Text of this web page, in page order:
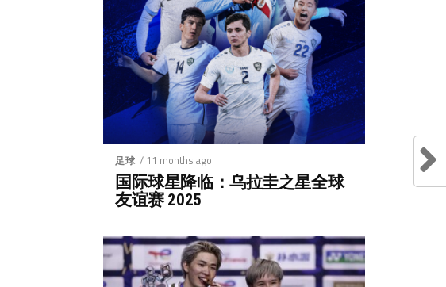
足球 / 11 months ago
国际球星降临：乌拉圭之星全球
友谊赛 2025